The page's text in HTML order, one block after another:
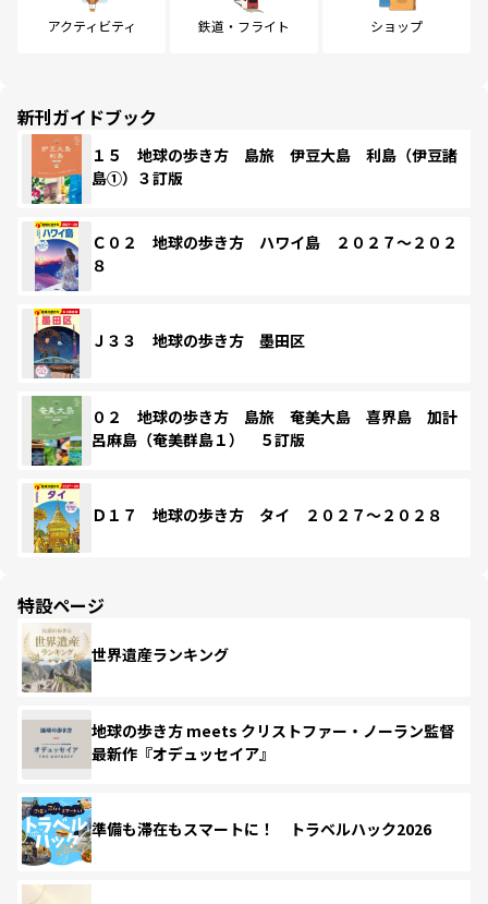
アクティビティ 鉄道・フライト ショップ
新刊ガイドブック
１５ 地球の歩き方 島旅 伊豆大島 利島（伊豆諸
島①）３訂版
Ｃ０２ 地球の歩き方 ハワイ島 ２０２７～２０２
８
Ｊ３３ 地球の歩き方 墨田区
０２ 地球の歩き方 島旅 奄美大島 喜界島 加計
呂麻島（奄美群島１） ５訂版
Ｄ１７ 地球の歩き方 タイ ２０２７～２０２８
特設ページ
世界遺産ランキング
地球の歩き方 meets クリストファー・ノーラン監督
最新作『オデュッセイア』
準備も滞在もスマートに！ トラベルハック2026